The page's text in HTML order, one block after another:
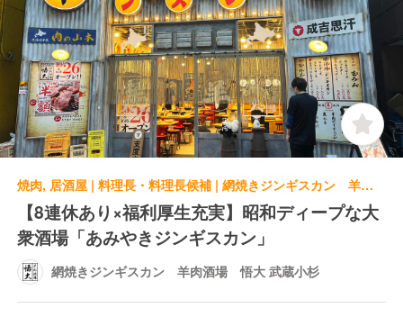
焼肉, 居酒屋 | 料理長・料理長候補 | 網焼きジンギスカン 羊肉酒場 悟大 武蔵小杉
【8連休あり×福利厚生充実】昭和ディープな大
衆酒場「あみやきジンギスカン」
網焼きジンギスカン 羊肉酒場 悟大 武蔵小杉